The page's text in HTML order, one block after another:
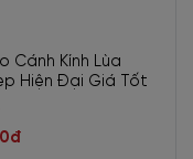
Cánh Kính Lùa
Hiện Đại Giá Tốt